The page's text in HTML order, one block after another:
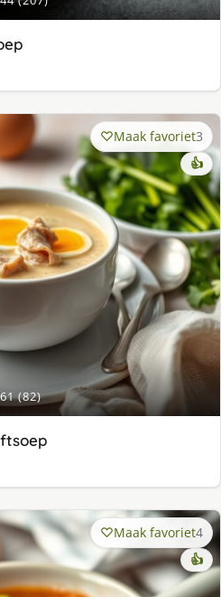
(82)
Maak favoriet3
👍
Maak favoriet4
👍